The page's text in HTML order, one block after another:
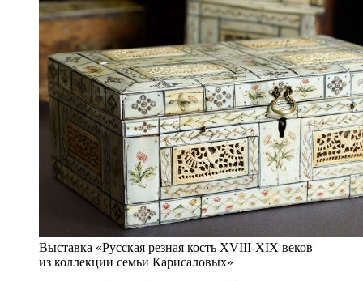
Выставка «Русская резная кость XVIII-XIX веков
из коллекции семьи Карисаловых»